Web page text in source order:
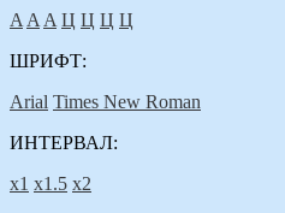
A A A Ц Ц Ц Ц
ШРИФТ:
Arial Times New Roman
ИНТЕРВАЛ:
х1 х1.5 х2